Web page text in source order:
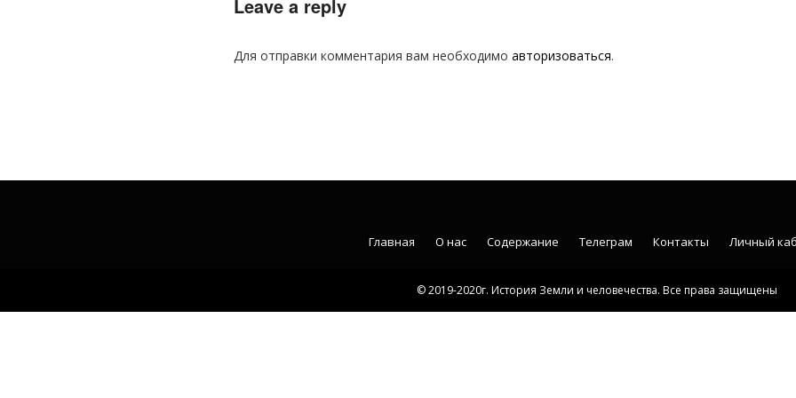
Leave a reply
Для отправки комментария вам необходимо авторизоваться.
© 2019-2020г. История Земли и человечества. Все права защищены
Главная О нас Содержание Телеграм Контакты Личный